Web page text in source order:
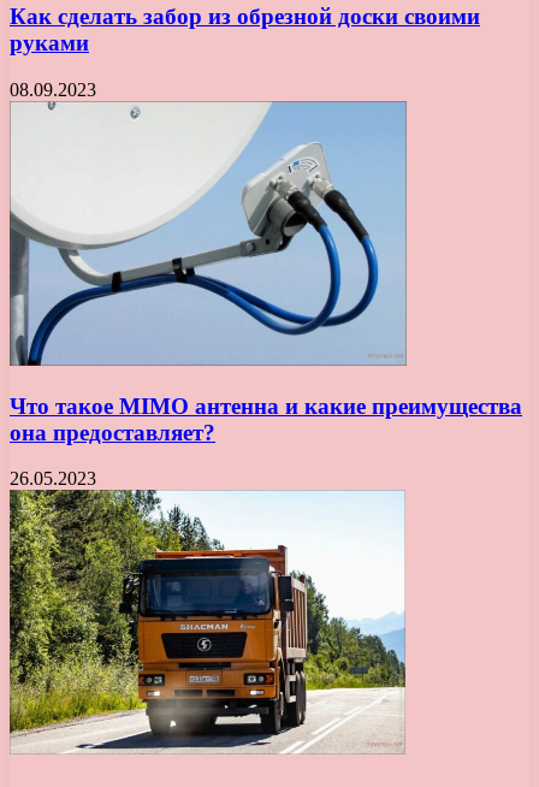
Как сделать забор из обрезной доски своими
руками
08.09.2023
Что такое MIMO антенна и какие преимущества
она предоставляет?
26.05.2023